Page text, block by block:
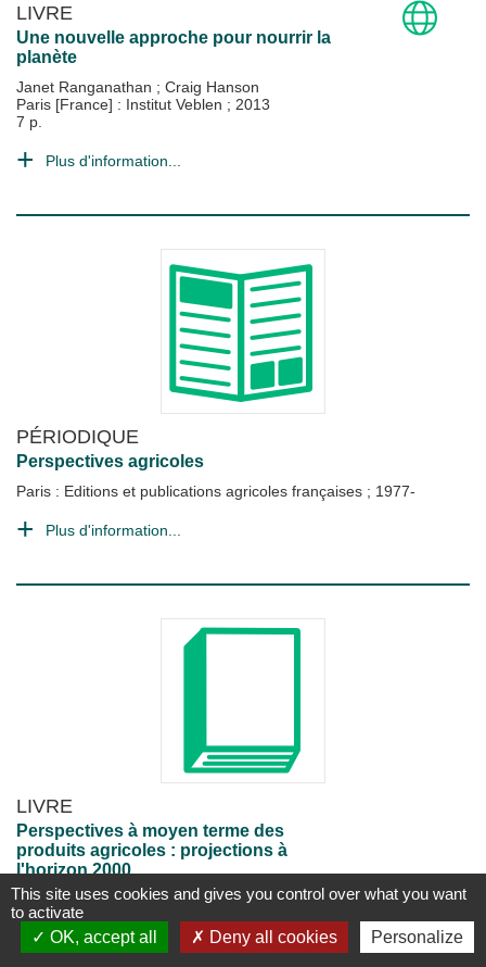
LIVRE
Une nouvelle approche pour nourrir la
planète
Janet Ranganathan ; Craig Hanson
Paris [France] : Institut Veblen ; 2013
7 p.
Plus d'information...
PÉRIODIQUE
Perspectives agricoles
Paris : Editions et publications agricoles françaises ; 1977-
Plus d'information...
LIVRE
Perspectives à moyen terme des
produits agricoles : projections à
l'horizon 2000
Rome : Food and Agriculture Organization (FAO); 1995
1 vol. (216 p.)
Plus d'information... Disponible
This site uses cookies and gives you control over what you want
to activate
OK, accept all
Deny all cookies Personalize